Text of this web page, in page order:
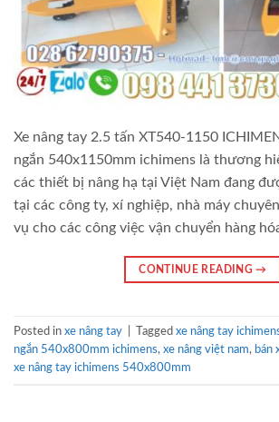
Xe nâng tay 2.5 tấn XT540-1150
ngắn 540x1150mm ichimens là thương
các thiết bị nâng hạ tại Việt Nam đang
tại các công ty, xí nghiệp, nhà máy
vụ cho các công việc vận chuyển hàng
CONTINUE READING→
Posted in xe nâng tay Tagged xe nâng tay
ngắn 540x800mm ichimens, xe nâng việt nam, bán
xe nâng tay ichimens 540x800mm